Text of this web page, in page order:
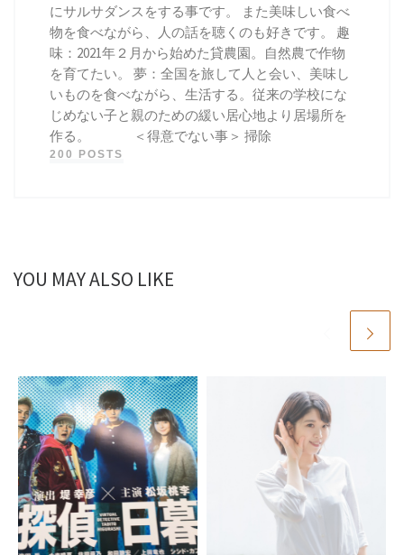
にサルサダンスをする事です。 また美味しい食べ
物を食べながら、人の話を聴くのも好きです。 趣
味：2021年２月から始めた貸農園。自然農で作物
を育てたい。 夢：全国を旅して人と会い、美味し
いものを食べながら、生活する。従来の学校にな
じめない子と親のための緩い居心地より居場所を
作る。 ＜得意でない事＞ 掃除
200 POSTS
YOU MAY ALSO LIKE